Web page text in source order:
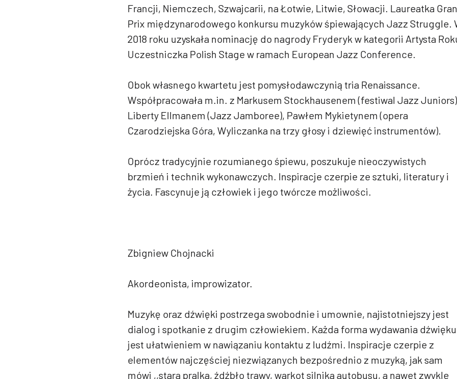
Francji, Niemczech, Szwajcarii, na Łotwie, Litwie, Słowacji. Laureatka
Prix międzynarodowego konkursu muzyków śpiewających Jazz Struggle.
2018 roku uzyskała nominację do nagrody Fryderyk w kategorii Artysta
Uczestniczka Polish Stage w ramach European Jazz Conference.
Obok własnego kwartetu jest pomysłodawczynią tria Renaissance.
Współpracowała m.in. z Markusem Stockhausenem (festiwal Jazz
Liberty Ellmanem (Jazz Jamboree), Pawłem Mykietynem (opera
Czarodziejska Góra, Wyliczanka na trzy głosy i dziewięć instrumentów).
Oprócz tradycyjnie rozumianego śpiewu, poszukuje nieoczywistych
brzmień i technik wykonawczych. Inspiracje czerpie ze sztuki, literatury i
życia. Fascynuje ją człowiek i jego twórcze możliwości.
Zbigniew Chojnacki
Akordeonista, improwizator.
Muzykę oraz dźwięki postrzega swobodnie i umownie, najistotniejszy jest
dialog i spotkanie z drugim człowiekiem. Każda forma wydawania dźwięku
jest ułatwieniem w nawiązaniu kontaktu z ludźmi. Inspiracje czerpie z
elementów najczęściej niezwiązanych bezpośrednio z muzyką, jak sam
mówi ,,stara pralka, źdźbło trawy, warkot silnika autobusu, a nawet zwykle